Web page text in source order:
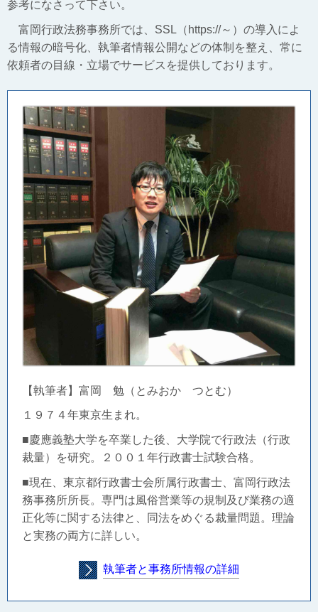
参考になさって下さい。
富岡行政法務事務所では、SSL（https://～）の導入によ
る情報の暗号化、執筆者情報公開などの体制を整え、常に
依頼者の目線・立場でサービスを提供しております。
【執筆者】富岡 勉（とみおか つとむ）
１９７４年東京生まれ。
■慶應義塾大学を卒業した後、大学院で行政法（行政
裁量）を研究。２００１年行政書士試験合格。
■現在、東京都行政書士会所属行政書士、富岡行政法
務事務所所長。 専門は風俗営業等の規制及び業務の適
正化等に関する法律と、同法をめぐる裁量問題。理論
と実務の両方に詳しい。
執筆者と事務所情報の詳細